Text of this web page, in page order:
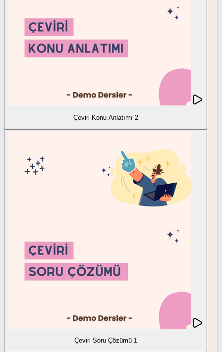
Çeviri Konu Anlatımı 2
Çeviri Soru Çözümü 1